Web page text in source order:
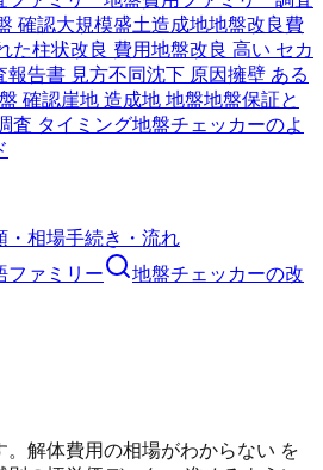
確認大規模盛土造成地地盤改良費
た柱状改良 費用地盤改良 高い セカ
報告書 見方不同沈下 原因擁壁 ある
確認崖地 造成地 地盤地盤保証と
査 タイミング地盤チェッカーのよ
・相場手続き・流れ
ファミリー 地盤チェッカーの改
解体費用の相場がわからない を